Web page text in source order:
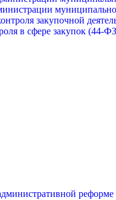
закупочной
в сфере закупок (44-
реформе